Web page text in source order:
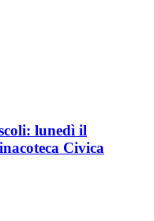
lunedì il
Civica